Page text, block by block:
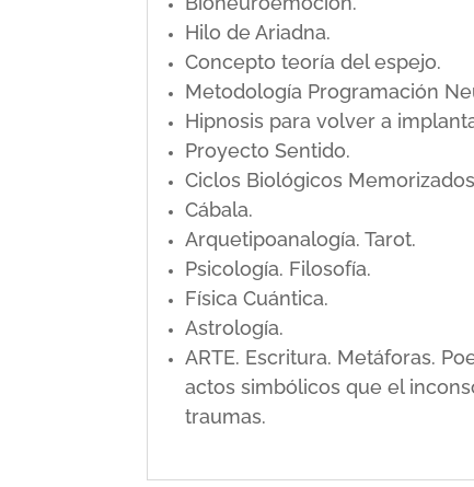
Hilo de Ariadna.
Concepto teoría del espejo.
Metodología Programación
Hipnosis para volver a
Proyecto Sentido.
Ciclos Biológicos
Cábala.
Arquetipoanalogía. Tarot.
Psicología. Filosofía.
Física Cuántica.
Astrología.
ARTE. Escritura. Metáforas.
actos simbólicos que el
traumas.